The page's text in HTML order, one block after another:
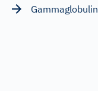
Gammaglobulin